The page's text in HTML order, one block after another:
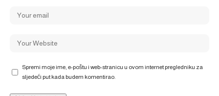
Spremi moje ime, e-poštu i web-stranicu u ovom internet pregledniku za
sljedeći put kada budem komentirao.